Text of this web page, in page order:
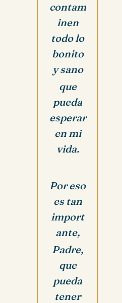
contam
inen
todo lo
bonito
y sano
que
pueda
esperar
en mi
vida.
Por eso
es tan
import
ante,
Padre,
que
pueda
tener